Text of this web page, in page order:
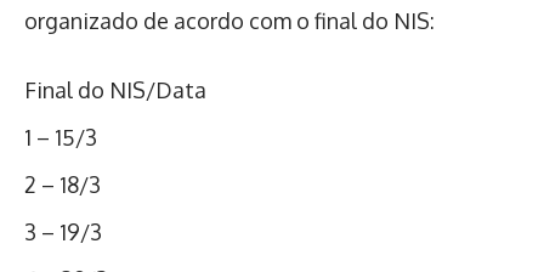
organizado de acordo com o final do NIS:
Final do NIS/Data
1 – 15/3
2 – 18/3
3 – 19/3